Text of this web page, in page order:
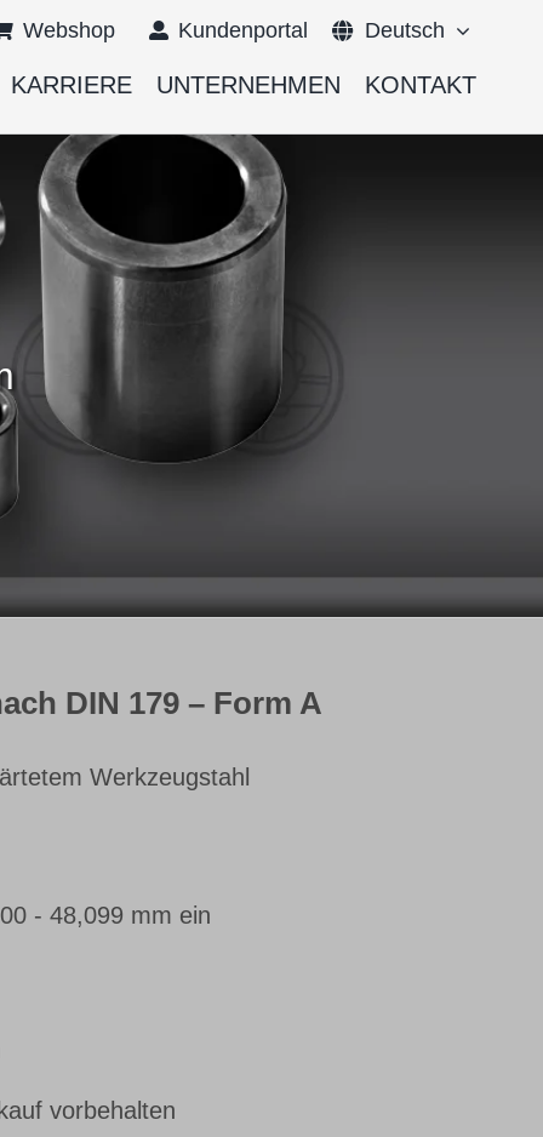
Webshop Kundenportal Deutsch
English
KARRIERE UNTERNEHMEN KONTAKT
DIN 179 – Form A
Werkzeugstahl
- 48,099 mm ein
vorbehalten